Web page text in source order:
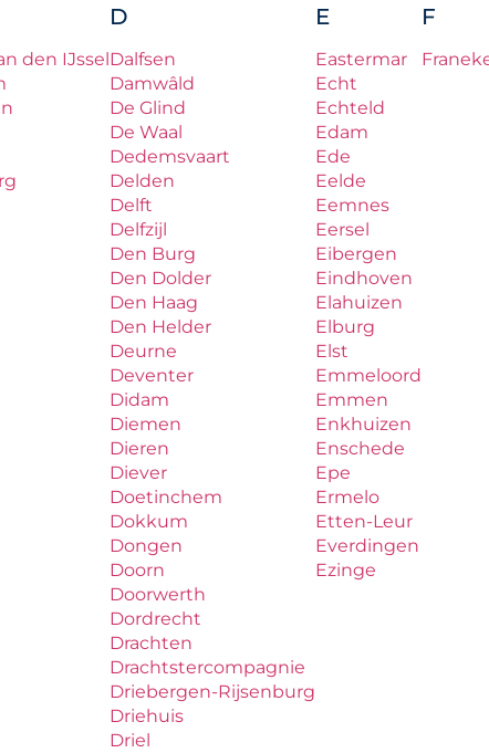
den IJssel
D
Dalfsen
Damwâld
De Glind
De Waal
Dedemsvaart
Delden
Delft
Delfzijl
Den Burg
Den Dolder
Den Haag
Den Helder
Deurne
Deventer
Didam
Diemen
Dieren
Diever
Doetinchem
Dokkum
Dongen
Doorn
Doorwerth
Dordrecht
Drachten
Drachtstercompagnie
Driebergen-Rijsenburg
Driehuis
Driel
E
Eastermar
Echt
Echteld
Edam
Ede
Eelde
Eemnes
Eersel
Eibergen
Eindhoven
Elahuizen
Elburg
Elst
Emmeloord
Emmen
Enkhuizen
Enschede
Epe
Ermelo
Etten-Leur
Everdingen
Ezinge
F